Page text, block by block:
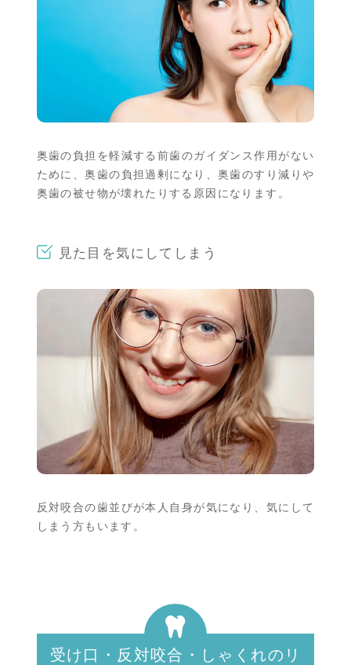
奥歯の負担を軽減する前歯のガイダンス作用がない
ために、奥歯の負担過剰になり、奥歯のすり減りや
奥歯の被せ物が壊れたりする原因になります。
見た目を気にしてしまう
反対咬合の歯並びが本人自身が気になり、気にして
しまう方もいます。
受け口・反対咬合・しゃくれのリ